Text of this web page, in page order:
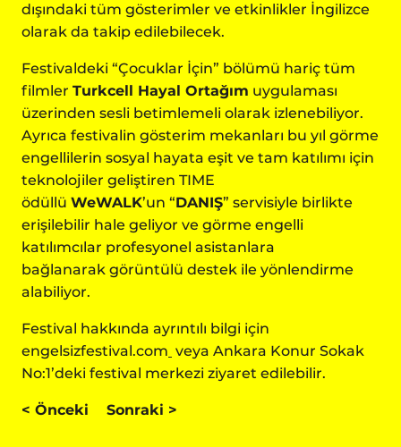
dışındaki tüm gösterimler ve etkinlikler İngilizce
olarak da takip edilebilecek.
Festivaldeki “Çocuklar İçin” bölümü hariç tüm
filmler Turkcell Hayal Ortağım uygulaması
üzerinden sesli betimlemeli olarak izlenebiliyor.
Ayrıca festivalin gösterim mekanları bu yıl görme
engellilerin sosyal hayata eşit ve tam katılımı için
teknolojiler geliştiren TIME
ödüllü WeWALK’un “DANIŞ” servisiyle birlikte
erişilebilir hale geliyor ve görme engelli
katılımcılar profesyonel asistanlara
bağlanarak görüntülü destek ile yönlendirme
alabiliyor.
Festival hakkında ayrıntılı bilgi için
engelsizfestival.com veya Ankara Konur Sokak
No:1’deki festival merkezi ziyaret edilebilir.
< Önceki Sonraki >